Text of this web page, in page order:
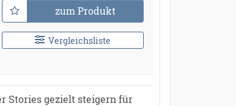
zum Produkt
Vergleichsliste
Stories gezielt steigern für